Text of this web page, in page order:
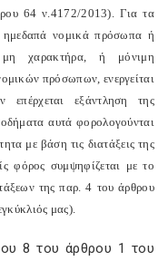
64 ν.4172/2013). Για τα
ημεδαπά νομικά πρόσωπα ή
μη χαρακτήρα, ή μόνιμη
πρόσωπων, ενεργείται
εξάντληση της
αυτά φορολογούνται
με βάση τις διατάξεις της
φόρος συμψηφίζεται με το
της παρ. 4 του άρθρου
μας).
8 του άρθρου 1 του